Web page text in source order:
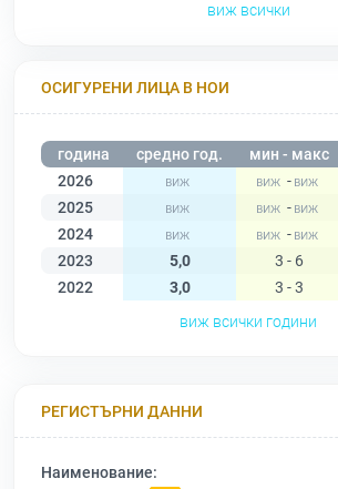
виж всички
ОСИГУРЕНИ ЛИЦА В НОИ
година средно год. мин - макс
2026
-
2025
-
2024
-
2023
5,0 3 - 6
2022
3,0 3 - 3
виж всички години
РЕГИСТЪРНИ ДАННИ
Наименование: